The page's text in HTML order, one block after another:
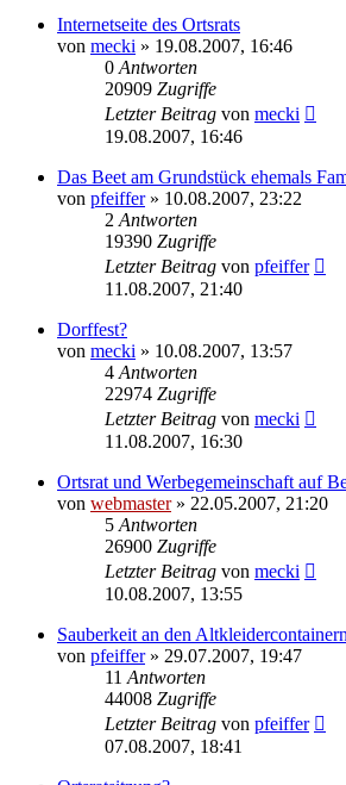
Internetseite des Ortsrats
von mecki » 19.08.2007, 16:46
0 Antworten
20909 Zugriffe
Letzter Beitrag von mecki
19.08.2007, 16:46
Das Beet am Grundstück ehemals
von pfeiffer» 10.08.2007, 23:22
2 Antworten
19390 Zugriffe
Letzter Beitrag von pfeiffer
11.08.2007, 21:40
Dorffest?
von mecki » 10.08.2007, 13:57
4 Antworten
22974 Zugriffe
Letzter Beitrag von mecki
11.08.2007, 16:30
Ortsrat und Werbegemeinschaft auf
von webmaster» 22.05.2007, 21:20
5 Antworten
26900 Zugriffe
Letzter Beitrag von mecki
10.08.2007, 13:55
Sauberkeit an den
von pfeiffer» 29.07.2007, 19:47
11 Antworten
44008 Zugriffe
Letzter Beitrag von pfeiffer
07.08.2007, 18:41